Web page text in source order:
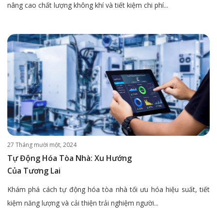
nâng cao chất lượng không khí và tiết kiệm chi phí...
27 Tháng mười một, 2024
Tự Động Hóa Tòa Nhà: Xu Hướng
Của Tương Lai
Khám phá cách tự động hóa tòa nhà tối ưu hóa hiệu suất, tiết
kiệm năng lượng và cải thiện trải nghiệm người...